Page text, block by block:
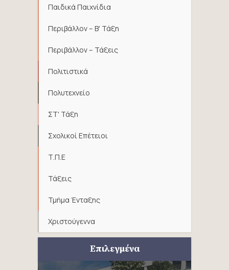
Παιδικά Παιχνίδια
Περιβάλλον – Β' Τάξη
Περιβάλλον – Τάξεις
Πολιτιστικά
Πολυτεχνείο
ΣΤ' Τάξη
Σχολικοί Επέτειοι
Τ.Π.Ε
Τάξεις
Τμήμα Ένταξης
Χριστούγεννα
Επιλεγμένα